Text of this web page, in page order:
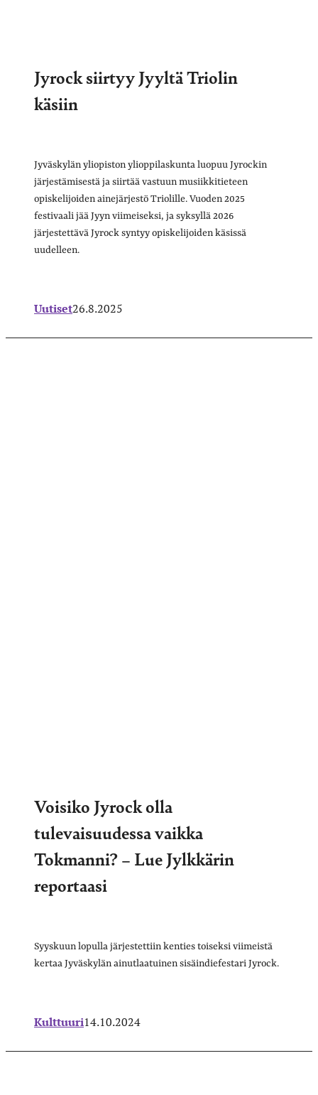
Jyrock siirtyy Jyyltä Triolin
käsiin
Jyväskylän yliopiston ylioppilaskunta luopuu Jyrockin
järjestämisestä ja siirtää vastuun musiikkitieteen
opiskelijoiden ainejärjestö Triolille. Vuoden 2025
festivaali jää Jyyn viimeiseksi, ja syksyllä 2026
järjestettävä Jyrock syntyy opiskelijoiden käsissä
uudelleen.
Uutiset26.8.2025
Voisiko Jyrock olla
tulevaisuudessa vaikka
Tokmanni? – Lue Jylkkärin
reportaasi
Syyskuun lopulla järjestettiin kenties toiseksi viimeistä
kertaa Jyväskylän ainutlaatuinen sisäindiefestari Jyrock.
Kulttuuri14.10.2024